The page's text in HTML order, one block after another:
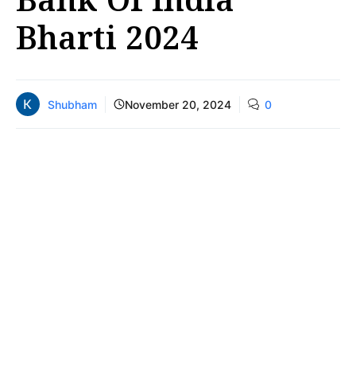
Bharti 2024
Shubham November 20, 2024 0